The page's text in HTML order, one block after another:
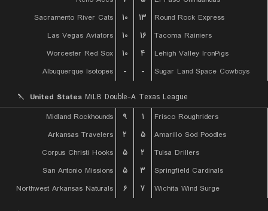
Sacramento River Cats
۱۰ ۱۳
Round Rock Express
Las Vegas Aviators
۱۰ ۱۶
Tacoma Rainiers
Worcester Red Sox
۱۰ ۴
Lehigh Valley IronPigs
Albuquerque Isotopes
- - Sugar Land Space Cowboys
United States MiLB Double-A Texas League
Midland Rockhounds
۹ ۱
Frisco Roughriders
Arkansas Travelers
۲ ۵
Amarillo Sod Poodles
Corpus Christi Hooks
۵ ۲
Tulsa Drillers
San Antonio Missions
۵ ۳
Springfield Cardinals
Northwest Arkansas Naturals
۶ ۷ Wichita Wind Surge